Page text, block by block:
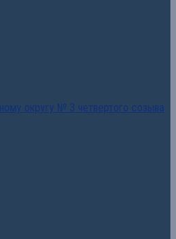
округу № 3 четвертого созыва